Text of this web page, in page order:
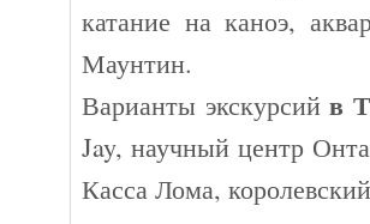
катание на каноэ,
Маунтин.
Варианты экскурсий в
Jay, научный центр
Касса Лома,